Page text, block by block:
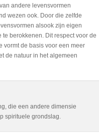
andere levensvormen
wezen ook. Door die zelfde
alsook zijn eigen
berokkenen. Dit respect voor de
vormt de basis voor een meer
de natuur in het algemeen
die een andere dimensie
spirituele grondslag.